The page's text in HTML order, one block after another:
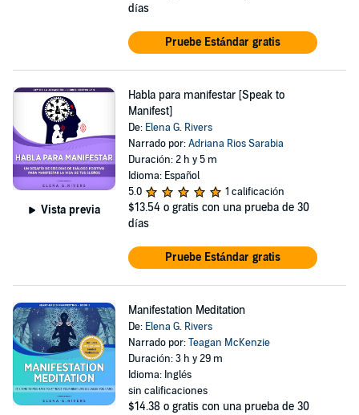
días
Pruebe Estándar gratis
Vista previa
Habla para manifestar [Speak to
Manifest]
De: Elena G. Rivers
Narrado por:Adriana Rios Sarabia
Duración: 2 h y 5 m
Idioma: Español
5.0
1 calificación
$13.54 o gratis con una prueba de 30
días
Pruebe Estándar gratis
Manifestation Meditation
De: Elena G. Rivers
Narrado por:Teagan McKenzie
Duración: 3 h y 29 m
Idioma: Inglés
sin calificaciones
$14.38 o gratis con una prueba de 30